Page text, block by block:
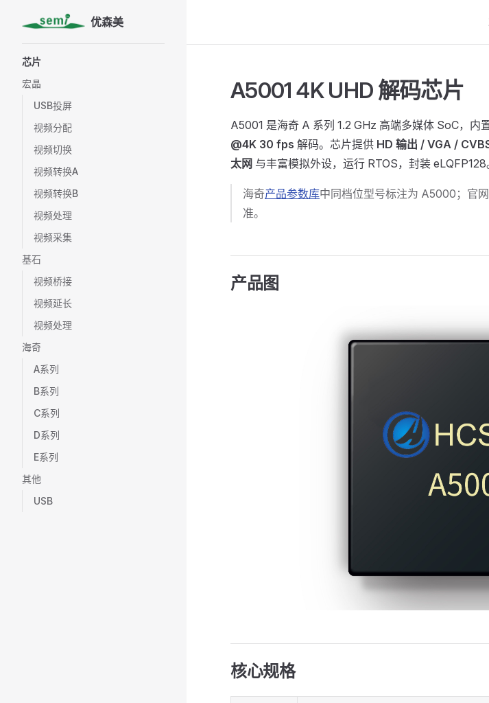
Skip to content 优森美
芯片
宏晶
USB投屏
视频分配
视频切换
视频转换A
视频转换B
视频处理
视频采集
基石
视频桥接
视频延长
视频处理
海奇
A系列
B系列
C系列
D系列
E系列
其他
USB
A5001 4K UHD 解码芯片
A5001 是海奇 A 系列 1.2 GHz 高端多媒体 SoC，内
@4K 30 fps 解码。芯片提供 HD 输出 / VGA /
太网 与丰富模拟外设，运行 RTOS，封装 eLQFP128
海奇产品参数库中同档位型号标注为 A5000；官
准。
产品图
核心规格